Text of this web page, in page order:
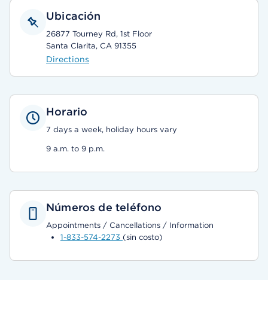
Ubicación
26877 Tourney Rd, 1st Floor
Santa Clarita, CA 91355
Directions
Horario
7 days a week, holiday hours vary
9 a.m. to 9 p.m.
Números de teléfono
Appointments / Cancellations / Information
1-833-574-2273 (sin costo)